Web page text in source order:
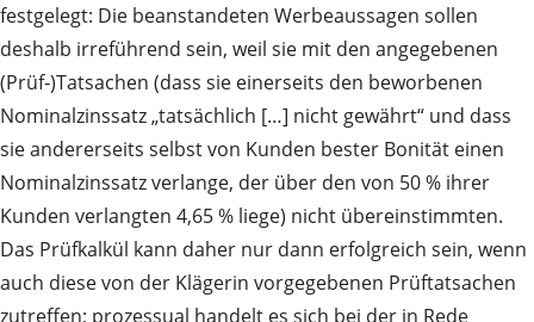
festgelegt: Die beanstandeten Werbeaussagen sollen
deshalb irreführend sein, weil sie mit den angegebenen
(Prüf‑)Tatsachen (dass sie einerseits den beworbenen
Nominalzinssatz „tatsächlich […] nicht gewährt“ und dass
sie andererseits selbst von Kunden bester Bonität einen
Nominalzinssatz verlange, der über den von 50 % ihrer
Kunden verlangten 4,65 % liege) nicht übereinstimmten.
Das Prüfkalkül kann daher nur dann erfolgreich sein, wenn
auch diese von der Klägerin vorgegebenen Prüftatsachen
zutreffen; prozessual handelt es sich bei der in Rede